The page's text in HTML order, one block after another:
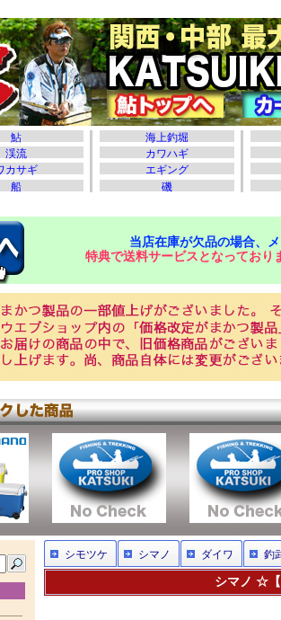
当店在庫が欠品の場合、
特典で送料サービスとなっており
シモツケ シマノ ダイワ 釣
シマノ ☆【